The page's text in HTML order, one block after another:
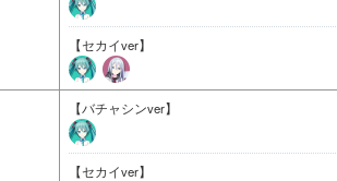
【セカイver】
【バチャシンver】
【セカイver】